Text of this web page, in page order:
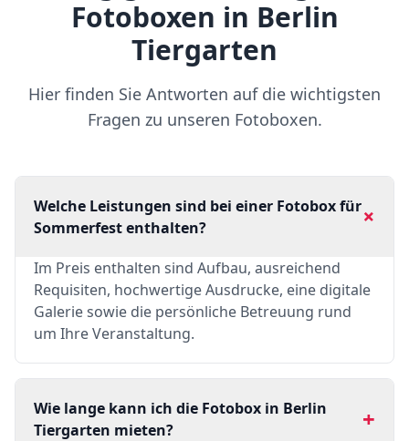
Fotoboxen in Berlin
Tiergarten
Hier finden Sie Antworten auf die wichtigsten
Fragen zu unseren Fotoboxen.
Welche Leistungen sind bei einer Fotobox für
Sommerfest enthalten?
+
Im Preis enthalten sind Aufbau, ausreichend
Requisiten, hochwertige Ausdrucke, eine digitale
Galerie sowie die persönliche Betreuung rund
um Ihre Veranstaltung.
Wie lange kann ich die Fotobox in Berlin
Tiergarten mieten?
+